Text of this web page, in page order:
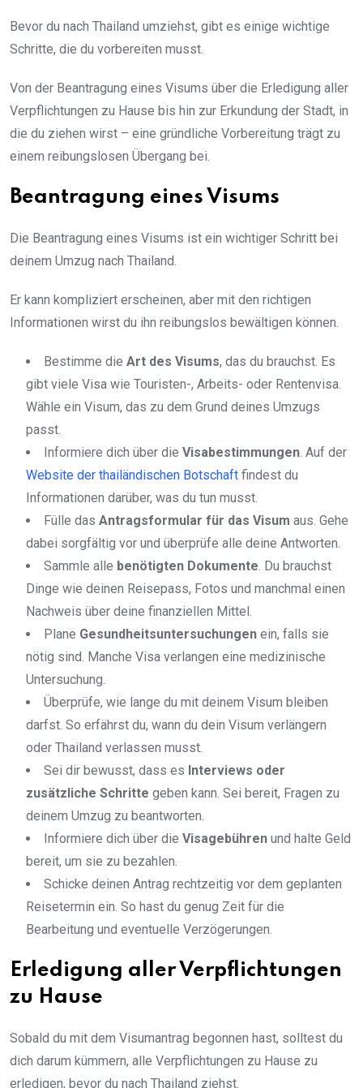
Bevor du nach Thailand umziehst, gibt es einige wichtige
Schritte, die du vorbereiten musst.
Von der Beantragung eines Visums über die Erledigung aller
Verpflichtungen zu Hause bis hin zur Erkundung der Stadt, in
die du ziehen wirst – eine gründliche Vorbereitung trägt zu
einem reibungslosen Übergang bei.
Beantragung eines Visums
Die Beantragung eines Visums ist ein wichtiger Schritt bei
deinem Umzug nach Thailand.
Er kann kompliziert erscheinen, aber mit den richtigen
Informationen wirst du ihn reibungslos bewältigen können.
Bestimme die Art des Visums, das du brauchst. Es
gibt viele Visa wie Touristen-, Arbeits- oder Rentenvisa.
Wähle ein Visum, das zu dem Grund deines Umzugs
passt.
Informiere dich über die Visabestimmungen . Auf der
Website der thailändischen Botschaft findest du
Informationen darüber, was du tun musst.
Fülle das Antragsformular für das Visum aus. Gehe
dabei sorgfältig vor und überprüfe alle deine Antworten.
Sammle alle benötigten Dokumente . Du brauchst
Dinge wie deinen Reisepass, Fotos und manchmal einen
Nachweis über deine finanziellen Mittel.
Plane Gesundheitsuntersuchungen ein, falls sie
nötig sind. Manche Visa verlangen eine medizinische
Untersuchung.
Überprüfe, wie lange du mit deinem Visum bleiben
darfst. So erfährst du, wann du dein Visum verlängern
oder Thailand verlassen musst.
Sei dir bewusst, dass es Interviews oder
zusätzliche Schritte geben kann. Sei bereit, Fragen zu
deinem Umzug zu beantworten.
Informiere dich über die Visagebühren und halte Geld
bereit, um sie zu bezahlen.
Schicke deinen Antrag rechtzeitig vor dem geplanten
Reisetermin ein. So hast du genug Zeit für die
Bearbeitung und eventuelle Verzögerungen.
Erledigung aller Verpflichtungen
zu Hause
Sobald du mit dem Visumantrag begonnen hast, solltest du
dich darum kümmern, alle Verpflichtungen zu Hause zu
erledigen, bevor du nach Thailand ziehst.